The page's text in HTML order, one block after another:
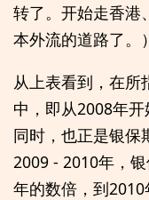
转了。开始走香港
本外流的道路了。）
从上表看到，在所
中，即从2008年
同时，也正是银保
2009 - 2010年，
年的数倍，到2010